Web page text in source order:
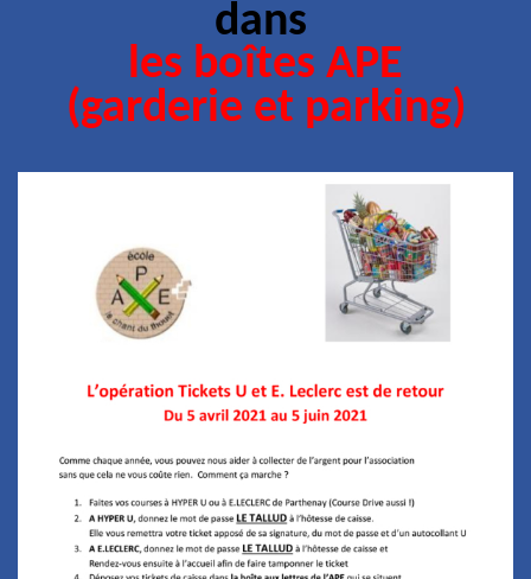
dans
les boîtes APE
(garderie et parking)